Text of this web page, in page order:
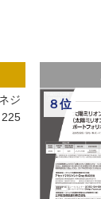
ジ
225
８位